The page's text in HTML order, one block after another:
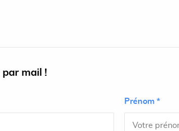
par mail !
Prénom *